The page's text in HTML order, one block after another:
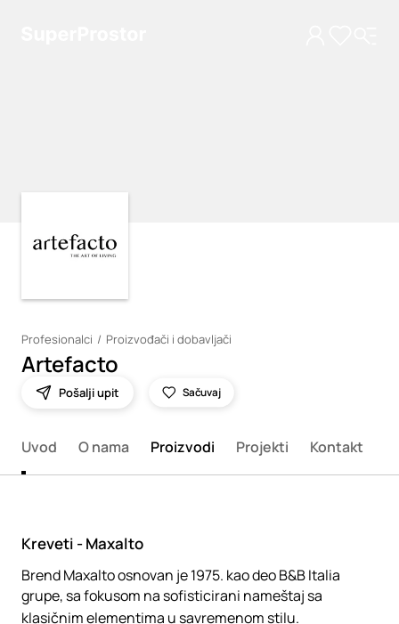
Profesionalci Proizvođači i dobavljači
Artefacto
Pošalji upit Sačuvaj
Uvod O nama Proizvodi Projekti Kontakt
Kreveti - Maxalto
Brend Maxalto osnovan je 1975. kao deo B&B Italia
grupe, sa fokusom na sofisticirani nameštaj sa
klasičnim elementima u savremenom stilu.